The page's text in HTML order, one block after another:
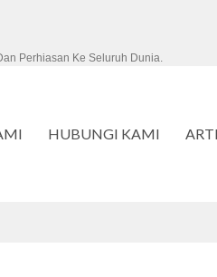
Perhiasan Ke Seluruh Dunia.
HUBUNGI KAMI